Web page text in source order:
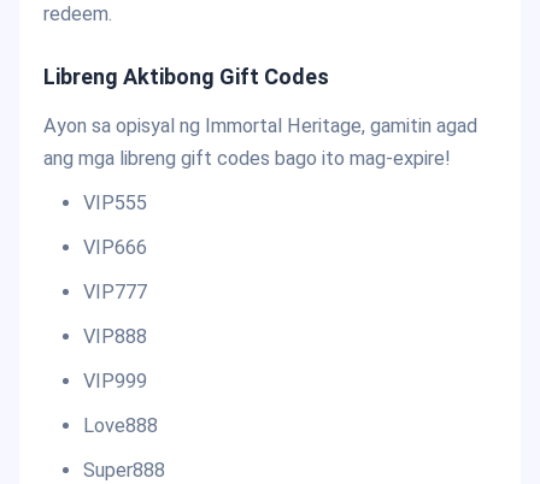
redeem.
Libreng Aktibong Gift Codes
Ayon sa opisyal ng Immortal Heritage, gamitin agad
ang mga libreng gift codes bago ito mag-expire!
VIP555
VIP666
VIP777
VIP888
VIP999
Love888
Super888